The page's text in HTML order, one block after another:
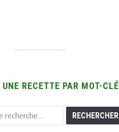
UNE RECETTE PAR MOT-CLÉ